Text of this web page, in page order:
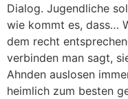
Dialog. Jugendliche
wie kommt es, dass…
dem recht
verbinden man sagt,
Ahnden auslosen
heimlich zum besten